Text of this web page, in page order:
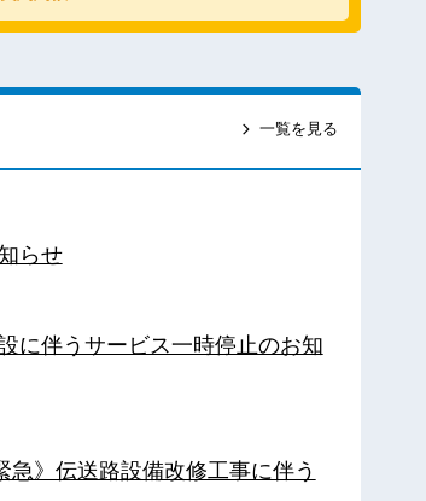
一覧を見る
らせ
に伴うサービス一時停止のお知
》伝送路設備改修工事に伴う